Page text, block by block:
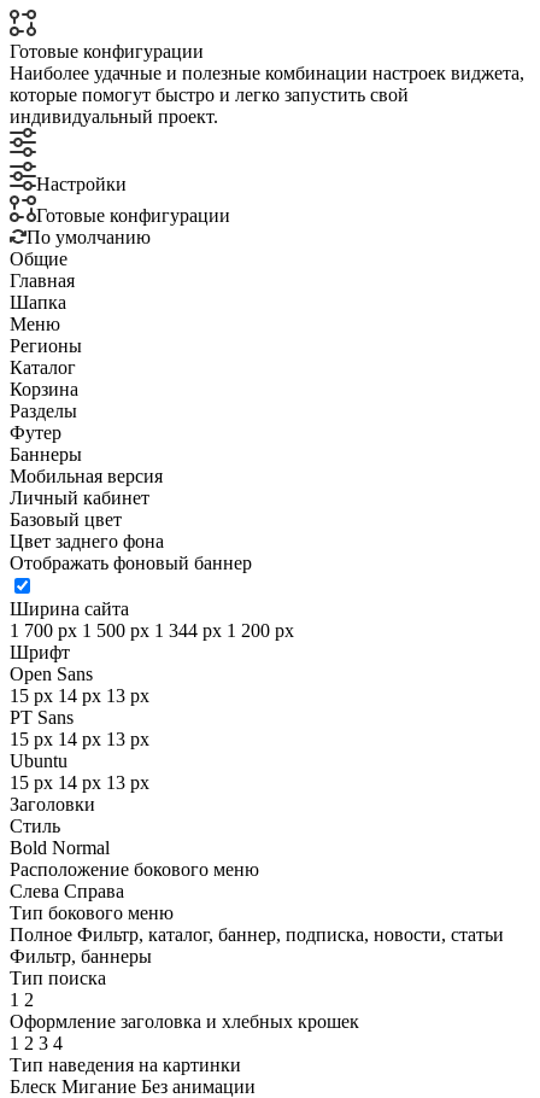
Готовые конфигурации
Наиболее удачные и полезные комбинации настроек виджета,
которые помогут быстро и легко запустить свой
индивидуальный проект.
Настройки
Готовые конфигурации
По умолчанию
Общие
Главная
Шапка
Меню
Регионы
Каталог
Корзина
Разделы
Футер
Баннеры
Мобильная версия
Личный кабинет
Базовый цвет
Цвет заднего фона
Отображать фоновый баннер
Ширина сайта
1 700 px 1 500 px 1 344 px 1 200 px
Шрифт
Open Sans
15 px 14 px 13 px
PT Sans
15 px 14 px 13 px
Ubuntu
15 px 14 px 13 px
Заголовки
Стиль
Bold Normal
Расположение бокового меню
Слева Справа
Тип бокового меню
Полное Фильтр, каталог, баннер, подписка, новости, статьи
Фильтр, баннеры
Тип поиска
1 2
Оформление заголовка и хлебных крошек
1 2 3 4
Тип наведения на картинки
Блеск Мигание Без анимации